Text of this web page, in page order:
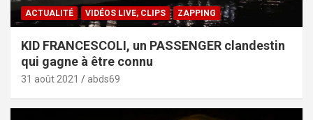
ACTUALITÉ VIDÉOS LIVE, CLIPS ZAPPING
KID FRANCESCOLI, un PASSENGER clandestin
qui gagne à être connu
31 août 2021 abds69